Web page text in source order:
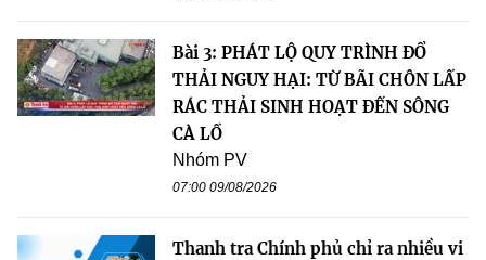
Bài 3: PHÁT LỘ QUY TRÌNH ĐỔ
THẢI NGUY HẠI: TỪ BÃI CHÔN LẤP
RÁC THẢI SINH HOẠT ĐẾN SÔNG
CÀ LỒ
Nhóm PV
07:00 09/08/2026
Thanh tra Chính phủ chỉ ra nhiều vi